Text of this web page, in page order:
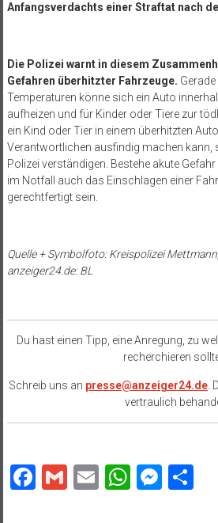
Anfangsverdachts einer Straftat nach
Die Polizei warnt in diesem
Gefahren überhitzter Fahrzeuge.
Temperaturen könne sich ein Auto
aufheizen und für Kinder oder Tiere zur
ein Kind oder Tier in einem überhitzten
Verantwortlichen ausfindig machen kann,
Polizei verständigen. Bestehe akute
im Notfall auch das Einschlagen einer
gerechtfertigt sein.
Quelle + Symbolfoto: Kreispolizei
anzeiger24.de: BL
Du hast einen Tipp, eine Anregung, zu
recherchieren
Schreib uns an presse@anzeiger24.de.
vertraulich
Facebook
GmailEmail